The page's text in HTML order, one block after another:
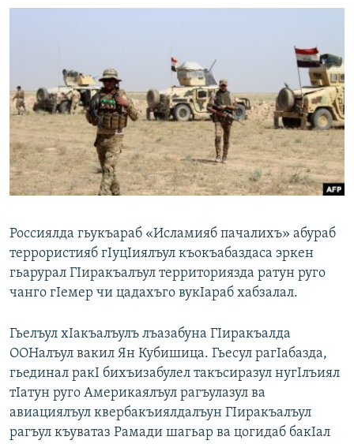
Вернутся
СИБИРЬ.РЕАЛИИ
РАСПИСАНИЕ ВЕЩАНИЯ
ПОДПИШИТЕСЬ НА РАССЫЛКУ
СОЦИАЛЬНЫЕ СЕТИ
Все сайты РСЕ/РС
Россиялда гьукъараб «Исламияб пачалихъ» абураб
террористияб гIуцIиялъул къокъабаздаса эркен
гьарурал ГIиракъалъул территориязда ратун руго
чанго гIемер чи цадахъго вукIараб хабзалал.
Гьелъул хIакъалъулъ лъазабуна ГIиракъалда
ООНалъул вакил Ян Кубишица. Гьесул рагIабазда,
гьединал ракI бихъизабулел такъсиразул нугIлъиял
тIатун руго Америкаялъул рагъулазул ва
авиациялъул квербакъиялдалъун ГIиракъалъул
рагъул къуватаз Рамади шагьар ва цогидаб бакIал